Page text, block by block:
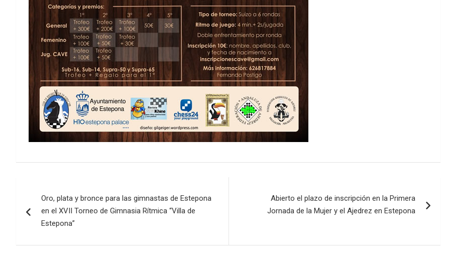
de
entradas
Oro, plata y bronce para las gimnastas de Estepona
en el XVII Torneo de Gimnasia Rítmica “Villa de
Estepona”
Abierto el plazo de inscripción en la Primera
Jornada de la Mujer y el Ajedrez en Estepona